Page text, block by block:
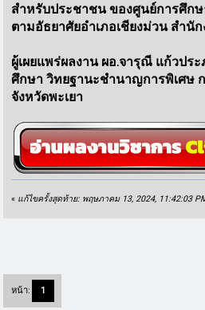
สำหรับประชาชน ของศูนย์การศึก
ตามอัธยาศัยอำเภอเชียงม่วน สำนั
ผู้เผยแพร่ผลงาน ผอ.จารุณี แก้วปร
ศึกษา วิทยฐานะชำนาญการพิเศษ ก
จังหวัดพะเยา
« แก้ไขครั้งสุดท้าย: พฤษภาคม 13, 2024, 11:42:03
หน้า: 1